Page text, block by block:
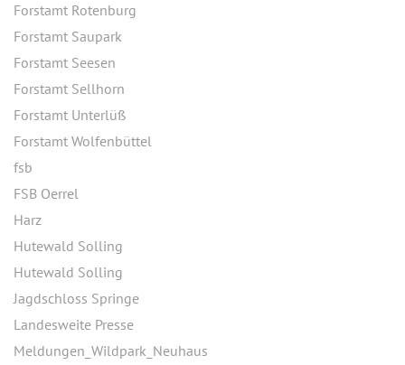
Forstamt Rotenburg
Forstamt Saupark
Forstamt Seesen
Forstamt Sellhorn
Forstamt Unterlüß
Forstamt Wolfenbüttel
fsb
FSB Oerrel
Harz
Hutewald Solling
Hutewald Solling
Jagdschloss Springe
Landesweite Presse
Meldungen_Wildpark_Neuhaus